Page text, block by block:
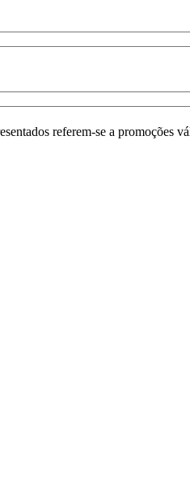
referem-se a promoções